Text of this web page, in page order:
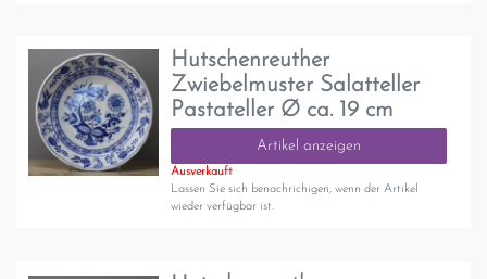
Hutschenreuther
Zwiebelmuster Salatteller
Pastateller Ø ca. 19 cm
Artikel anzeigen
Ausverkauft
Lassen Sie sich benachrichigen, wenn der Artikel
wieder verfügbar ist.